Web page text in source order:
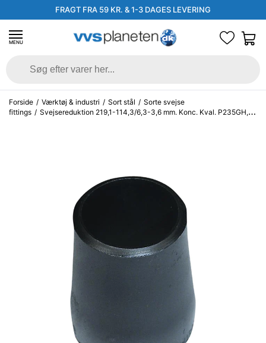
FRAGT FRA 59 KR. & 1-3 DAGES LEVERING
MENU
Forside / Værktøj & industri / Sort stål / Sorte svejse
fittings / Svejsereduktion 219,1-114,3/6,3-3,6 mm. Konc. Kval. P235GH,